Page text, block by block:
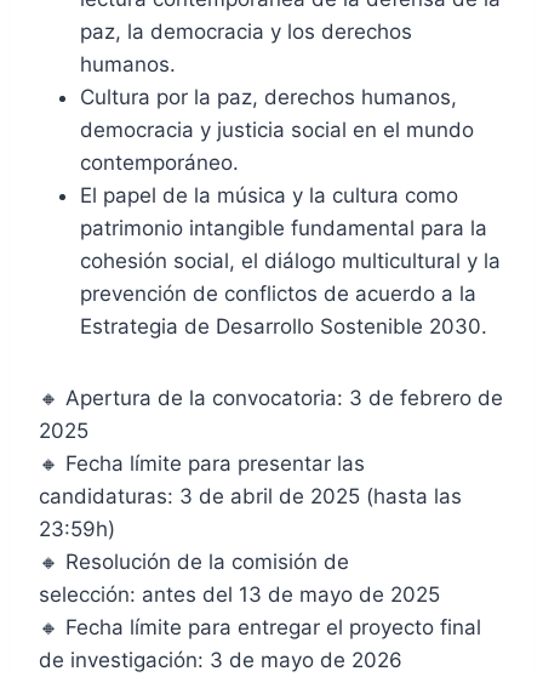
paz, la democracia y los derechos
humanos.
Cultura por la paz, derechos humanos,
democracia y justicia social en el mundo
contemporáneo.
El papel de la música y la cultura como
patrimonio intangible fundamental para la
cohesión social, el diálogo multicultural y la
prevención de conflictos de acuerdo a la
Estrategia de Desarrollo Sostenible 2030.
🔸 Apertura de la convocatoria: 3 de febrero de
2025
🔸 Fecha límite para presentar las
candidaturas: 3 de abril de 2025 (hasta las
23:59h)
🔸 Resolución de la comisión de
selección: antes del 13 de mayo de 2025
🔸 Fecha límite para entregar el proyecto final
de investigación: 3 de mayo de 2026